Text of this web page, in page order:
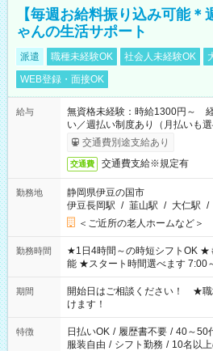
【毎週お給料振り込み可能＊
ゃんの生活サポート
派遣 職種未経験OK 社会人未経験OK
WEB登録・面接OK
給与
無資格未経験：時給1300円～
い／週払い制度あり（月払いも
完了次第のお支払いとなります。
交通費別途支給あり
交通費 交通費支給※規定有
勤務地
静岡県伊豆の国市
伊豆長岡駅 / 韮山駅 / 大仁駅 /
＜ご近所の老人ホームなど＞
勤務時間
★1日4時間～の時短シフトOK ★もちろんフルタイムシフトも可
能 ★スタート時間選べます 7:00
20:00 など 残業なし！ ※Wワークの場合、他のお仕事と合わせ
週40時間超の就業はご案内でき
間以上勤務は社会保険への加入
（日雇い派遣の原則禁止）によ
案内が難しい場合があります
期間
開始日はご相談ください！ ★職
けます！
特徴 日払いOK / 履歴書不要 / 40～50
服装自由 / シフト勤務 / 10名以